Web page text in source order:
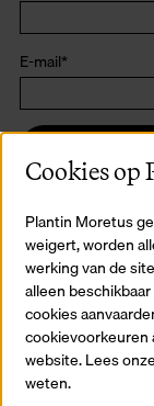
E-mail*
Blijf op
Registreer je voor
Cookies
Plantin Moretus
weigert, worden
werking van de
alleen
cookies
cookievoorkeuren
website. Lees
weten.